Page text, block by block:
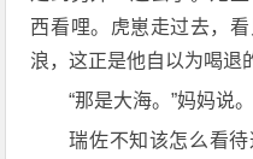
西看哩。虎崽走过去，
浪，这正是他自以为喝退
“那是大海。”妈妈说。
瑞佐不知该怎么看